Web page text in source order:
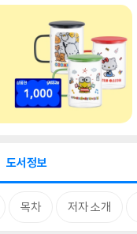
도서정보
목차 저자 소개